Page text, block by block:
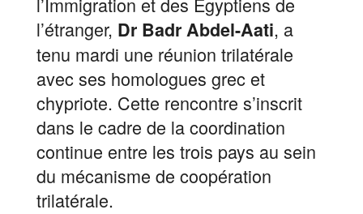
l’étranger, Dr Badr Abdel-Aati, a
tenu mardi une réunion trilatérale
avec ses homologues grec et
chypriote. Cette rencontre s’inscrit
dans le cadre de la coordination
continue entre les trois pays au sein
du mécanisme de coopération
trilatérale.